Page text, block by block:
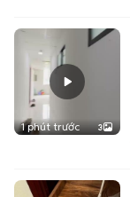
1 phút trước 3